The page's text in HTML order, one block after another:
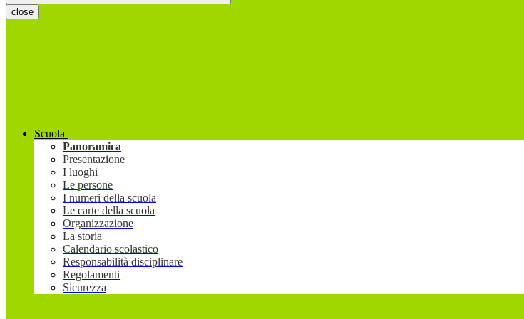
close
Scuola
Panoramica
Presentazione
I luoghi
Le persone
I numeri della scuola
Le carte della scuola
Organizzazione
La storia
Calendario scolastico
Responsabilità disciplinare
Regolamenti
Sicurezza